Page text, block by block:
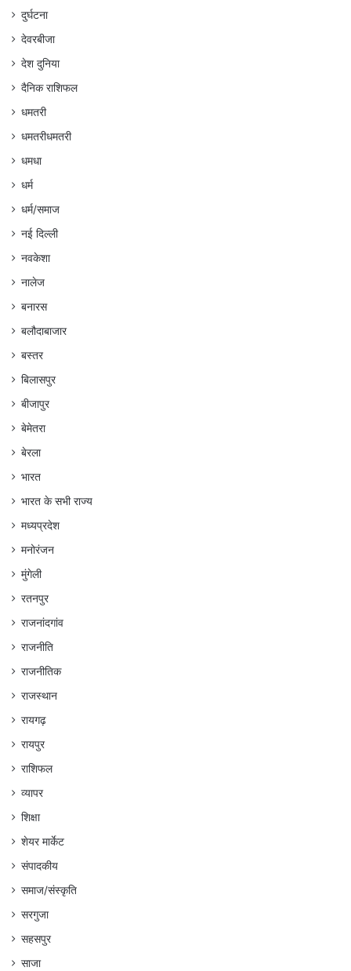
दुर्घटना
देवरबीजा
देश दुनिया
दैनिक राशिफल
धमतरी
धमतरीधमतरी
धमधा
धर्म
धर्म/समाज
नई दिल्ली
नवकेशा
नालेज
बनारस
बलौदाबाजार
बस्तर
बिलासपुर
बीजापुर
बेमेतरा
बेरला
भारत
भारत के सभी राज्य
मध्यप्रदेश
मनोरंजन
मुंगेली
रतनपुर
राजनांदगांव
राजनीति
राजनीतिक
राजस्थान
रायगढ़
रायपुर
राशिफल
व्यापर
शिक्षा
शेयर मार्केट
संपादकीय
समाज/संस्कृति
सरगुजा
सहसपुर
साजा